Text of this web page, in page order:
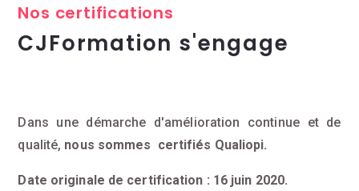
Nos certifications
CJFormation s'engage
Dans une démarche d'amélioration continue et de
qualité, nous sommes certifiés Qualiopi.
Date originale de certification : 16 juin 2020.